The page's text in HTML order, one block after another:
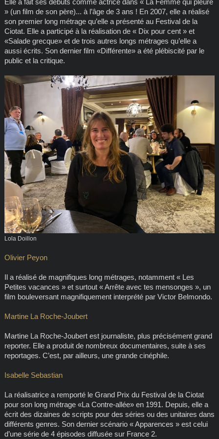
Elle a fait ses débuts comme actrice dans « La Femme qui pleure
» (un film de son père)... à l’âge de 3 ans ! En 2007, elle a réalisé
son premier long métrage qu’elle a présenté au Festival de la
Ciotat. Elle a participé à la réalisation de « Dix pour cent » et
«Salade grecque» et de trois autres longs métrages qu’elle a
aussi écrits. Son dernier film «Différente» a été plébiscité par le
public et la critique.
Lola Doillon
Olivier Peyon
Il a réalisé de magnifiques long métrages, notamment « Les
Petites vacances » et surtout « Arrête avec tes mensonges », un
film bouleversant magnifiquement interprété par Victor Belmondo.
Martine La Roche-Joubert
Martine La Roche-Joubert est journaliste, plus précisément grand
reporter. Elle a produit de nombreux documentaires, suite à ses
reportages. C’est, par ailleurs, une grande cinéphile.
Isabelle Sebastian
La réalisatrice a remporté le Grand Prix du Festival de la Ciotat
pour son long métrage «La Contre-allée» en 1991. Depuis, elle a
écrit des dizaines de scripts pour des séries ou des unitaires dans
différents genres. Son dernier scénario « Apparences » est celui
d’une série de 4 épisodes diffusée sur France 2.